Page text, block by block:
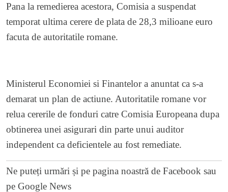
Pana la remedierea acestora, Comisia a suspendat
temporat ultima cerere de plata de 28,3 milioane euro
facuta de autoritatile romane.
Ministerul Economiei si Finantelor a anuntat ca s-a
demarat un plan de actiune. Autoritatile romane vor
relua cererile de fonduri catre Comisia Europeana dupa
obtinerea unei asigurari din parte unui auditor
independent ca deficientele au fost remediate.
Ne puteți urmări și pe pagina noastră de Facebook sau
pe Google News